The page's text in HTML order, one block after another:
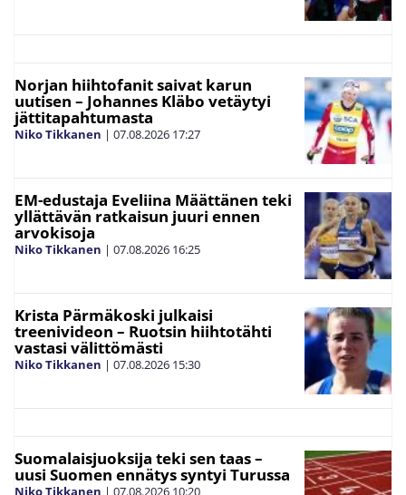
Norjan hiihtofanit saivat karun
uutisen – Johannes Kläbo vetäytyi
jättitapahtumasta
Niko Tikkanen | 07.08.2026 17:27
EM-edustaja Eveliina Määttänen teki
yllättävän ratkaisun juuri ennen
arvokisoja
Niko Tikkanen | 07.08.2026 16:25
Krista Pärmäkoski julkaisi
treenivideon – Ruotsin hiihtotähti
vastasi välittömästi
Niko Tikkanen | 07.08.2026 15:30
Suomalaisjuoksija teki sen taas –
uusi Suomen ennätys syntyi Turussa
Niko Tikkanen | 07.08.2026 10:20